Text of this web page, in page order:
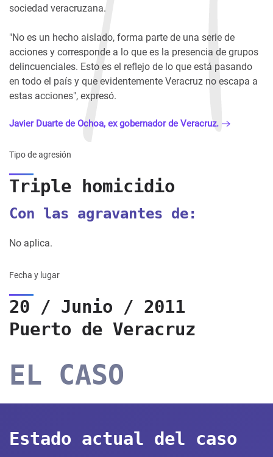
sociedad veracruzana.
"No es un hecho aislado, forma parte de una serie de
acciones y corresponde a lo que es la presencia de grupos
delincuenciales. Esto es el reflejo de lo que está pasando
en todo el país y que evidentemente Veracruz no escapa a
estas acciones", expresó.
Javier Duarte de Ochoa, ex gobernador de Veracruz.
Tipo de agresión
Triple homicidio
Con las agravantes de:
No aplica.
Fecha y lugar
20 / Junio / 2011
Puerto de Veracruz
EL CASO
Estado actual del caso